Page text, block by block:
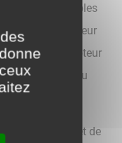
susceptibles
en raison de leur
à gazon à moteur
raboteuses ou
que :
à 12 heures et de